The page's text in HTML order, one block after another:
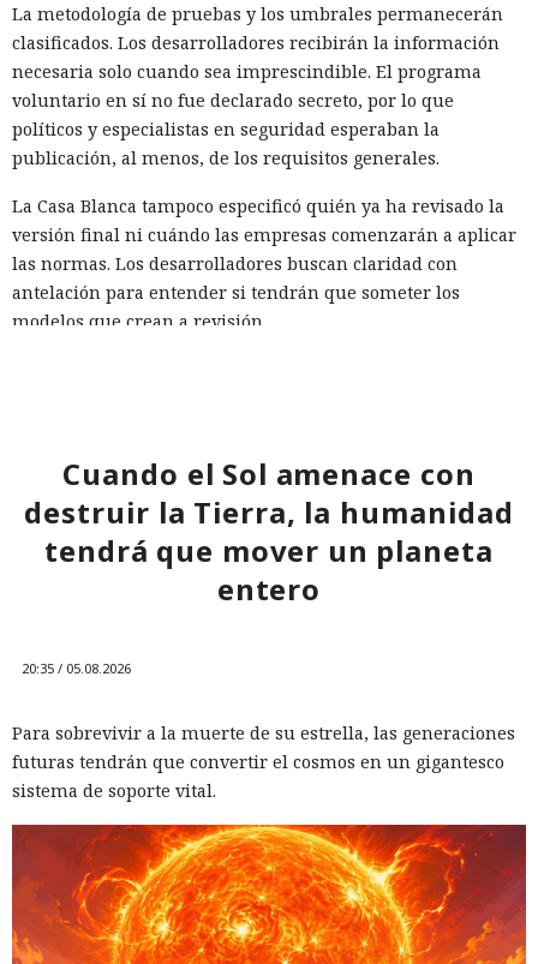
La metodología de pruebas y los umbrales permanecerán
clasificados. Los desarrolladores recibirán la información
necesaria solo cuando sea imprescindible. El programa
voluntario en sí no fue declarado secreto, por lo que
políticos y especialistas en seguridad esperaban la
publicación, al menos, de los requisitos generales.
La Casa Blanca tampoco especificó quién ya ha revisado la
versión final ni cuándo las empresas comenzarán a aplicar
las normas. Los desarrolladores buscan claridad con
antelación para entender si tendrán que someter los
modelos que crean a revisión.
funcionamiento solo están disponibles para las autoridades
y los participantes de las consultas cerradas.
Cuando el Sol amenace con
destruir la Tierra, la humanidad
tendrá que mover un planeta
entero
20:35 / 05.08.2026
Para sobrevivir a la muerte de su estrella, las generaciones
futuras tendrán que convertir el cosmos en un gigantesco
sistema de soporte vital.